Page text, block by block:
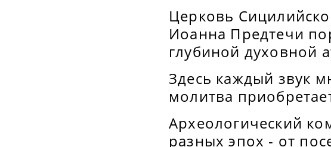
Церковь
Иоанна Предтечи
глубиной духовной
Здесь каждый звук
молитва
Археологический
разных эпох - от